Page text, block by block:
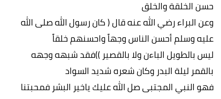
حسن الخلقة والخلق
وعن البراء رضي الله عنه قال ( كان رسول الله صلى الله
عليه وسلم أحسن الناس وجهاََ واحسنهم خلقاََ
ليس بالطويل الباءن ولا بالقصير ))فقد شبهه وجهه
بالقمر ليلة البدر وكان شعره شديد السواد
فهو النبي المجتبى صل الله عليك ياخير البشر فمحبتنا